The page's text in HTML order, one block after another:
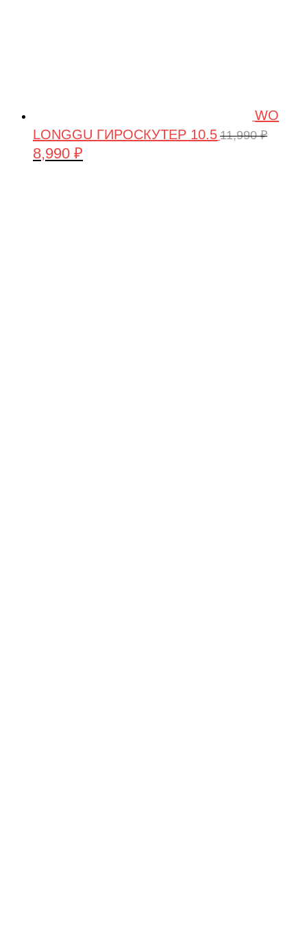
WO
LONGGU ГИРОСКУТЕР 10.5 11,990₽
Первоначальная
8,990 ₽